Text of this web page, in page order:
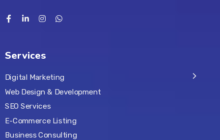
Services
Digital Marketing
Web Design & Development
SEO Services
E-Commerce Listing
Business Consulting